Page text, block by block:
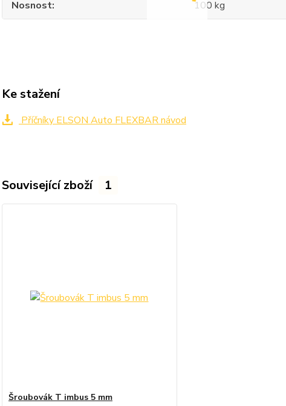
Nosnost 100 kg
Ke stažení
Příčníky ELSON Auto FLEXBAR návod
Související zboží 1
Šroubovák T imbus 5 mm